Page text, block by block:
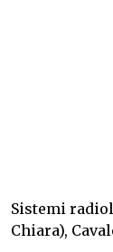
Sistemi
Chiara),